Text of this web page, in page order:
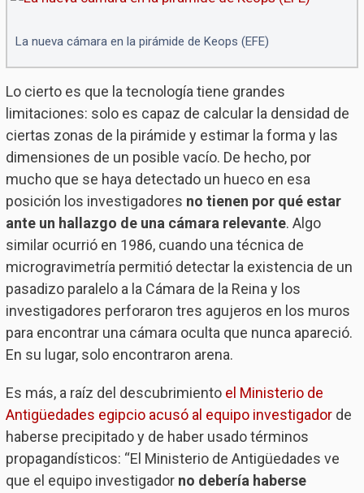
La nueva cámara en la pirámide de Keops (EFE)
Lo cierto es que la tecnología tiene grandes
limitaciones: solo es capaz de calcular la densidad de
ciertas zonas de la pirámide y estimar la forma y las
dimensiones de un posible vacío. De hecho, por
mucho que se haya detectado un hueco en esa
posición los investigadores no tienen por qué estar
ante un hallazgo de una cámara relevante. Algo
similar ocurrió en 1986, cuando una técnica de
microgravimetría permitió detectar la existencia de un
pasadizo paralelo a la Cámara de la Reina y los
investigadores perforaron tres agujeros en los muros
para encontrar una cámara oculta que nunca apareció.
En su lugar, solo encontraron arena.
Es más, a raíz del descubrimiento el Ministerio de
Antigüedades egipcio acusó al equipo investigadorde
haberse precipitado y de haber usado términos
propagandísticos: “El Ministerio de Antigüedades ve
que el equipo investigador no debería haberse